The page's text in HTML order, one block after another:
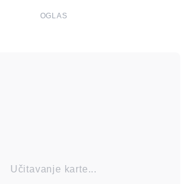
OGLAS
Učitavanje karte...